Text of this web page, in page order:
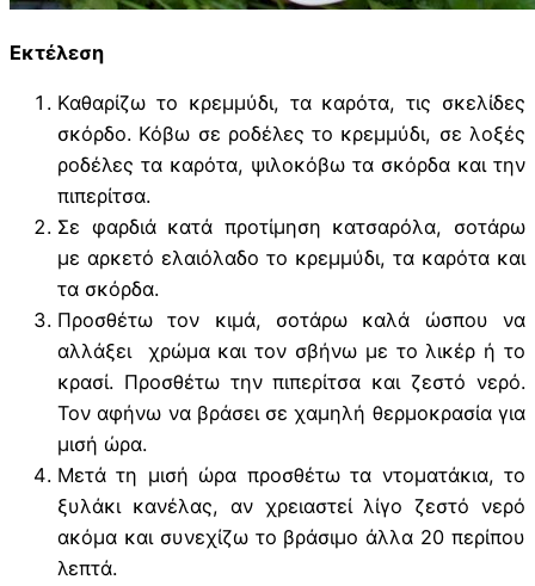
Εκτέλεση
Καθαρίζω το κρεμμύδι, τα καρότα, τις σκελίδες
σκόρδο. Κόβω σε ροδέλες το κρεμμύδι, σε λοξές
ροδέλες τα καρότα, ψιλοκόβω τα σκόρδα και την
πιπερίτσα.
Σε φαρδιά κατά προτίμηση κατσαρόλα, σοτάρω
με αρκετό ελαιόλαδο το κρεμμύδι, τα καρότα και
τα σκόρδα.
Προσθέτω τον κιμά, σοτάρω καλά ώσπου να
αλλάξει χρώμα και τον σβήνω με το λικέρ ή το
κρασί. Προσθέτω την πιπερίτσα και ζεστό νερό.
Τον αφήνω να βράσει σε χαμηλή θερμοκρασία για
μισή ώρα.
Μετά τη μισή ώρα προσθέτω τα ντοματάκια, το
ξυλάκι κανέλας, αν χρειαστεί λίγο ζεστό νερό
ακόμα και συνεχίζω το βράσιμο άλλα 20 περίπου
λεπτά.